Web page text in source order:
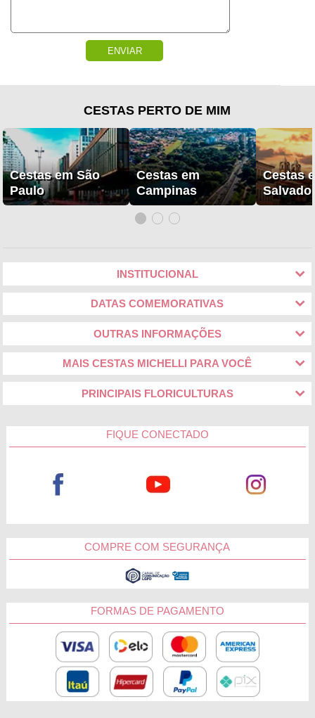
ENVIAR
CESTAS PERTO DE MIM
Cestas em São
Paulo
Cestas em
Campinas
Cestas
INSTITUCIONAL
DATAS COMEMORATIVAS
OUTRAS INFORMAÇÕES
MAIS CESTAS MICHELLI PARA VOCÊ
PRINCIPAIS FLORICULTURAS
FIQUE CONECTADO
COMPRE COM SEGURANÇA
FORMAS DE PAGAMENTO